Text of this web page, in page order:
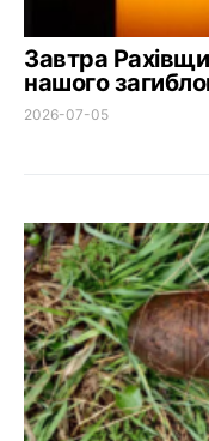
Завтра
нашого
2026-07-05